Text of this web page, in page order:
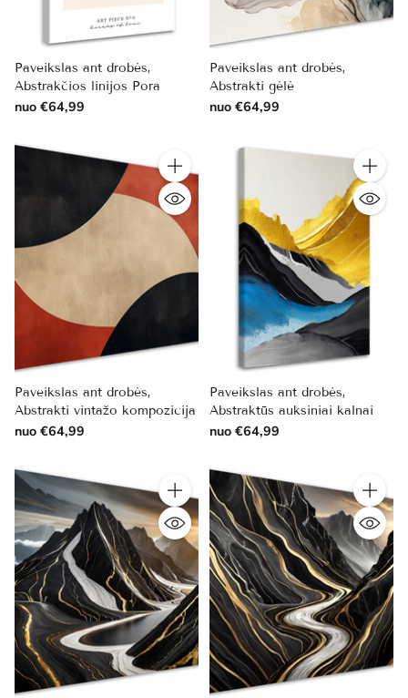
Paveikslas ant drobės,
Abstrakčios linijos Pora
nuo €64,99
Paveikslas ant drobės,
Abstrakti gėlė
nuo €64,99
Kiekis
Paveikslas ant drobės,
Abstrakti vintažo kompozicija
nuo €64,99
Kiekis
Paveikslas ant drobės,
Abstraktūs auksiniai kalnai
nuo €64,99
Kiekis Kiekis